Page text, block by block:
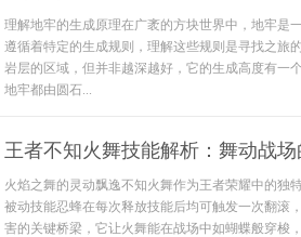
理解地牢的生成原理在广袤的方块世界中，地牢是
遵循着特定的生成规则，理解这些规则是寻找之旅
岩层的区域，但并非越深越好，它的生成高度有一
地牢都由圆石...
王者不知火舞技能解析：舞动战
火焰之舞的灵动飘逸不知火舞作为王者荣耀中的独
被动技能忍蜂在每次释放技能后均可触发一次翻滚
害的关键桥梁，它让火舞能在战场中如蝴蝶般穿梭